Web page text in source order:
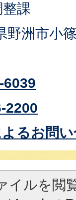
課
野洲市小
6039
2200
るお問
イルを閲